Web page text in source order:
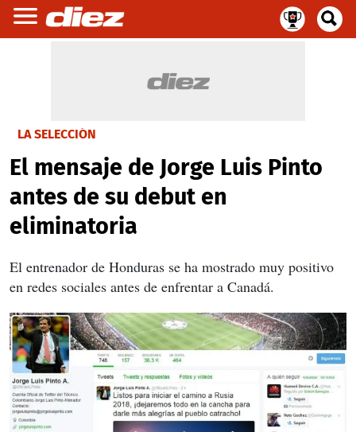
LA SELECCIÓN
El mensaje de Jorge Luis Pinto
antes de su debut en
eliminatoria
El entrenador de Honduras se ha mostrado muy positivo
en redes sociales antes de enfrentar a Canadá.